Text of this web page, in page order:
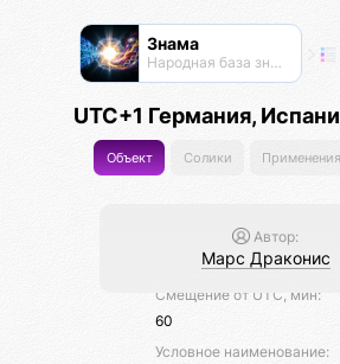
Знама
Народная база знаний
UTC+1 Германия,
Объект Солики Применения
Автор:
Марс Драконис
Смещение от UTC, мин:
60
Условное наименование: